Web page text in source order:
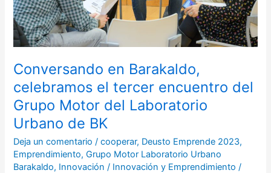
Conversando en Barakaldo,
celebramos el tercer encuentro del
Grupo Motor del Laboratorio
Urbano de BK
Deja un comentario /cooperar, Deusto Emprende 2023,
Emprendimiento,Grupo Motor Laboratorio Urbano
Barakaldo, Innovación / Innovación y Emprendimiento/
Grupo
Motor
del
Urbano
BK